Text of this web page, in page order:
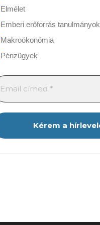
Elmélet
Emberi erőforrás tanulmányok
Makroökonómia
Pénzügyek